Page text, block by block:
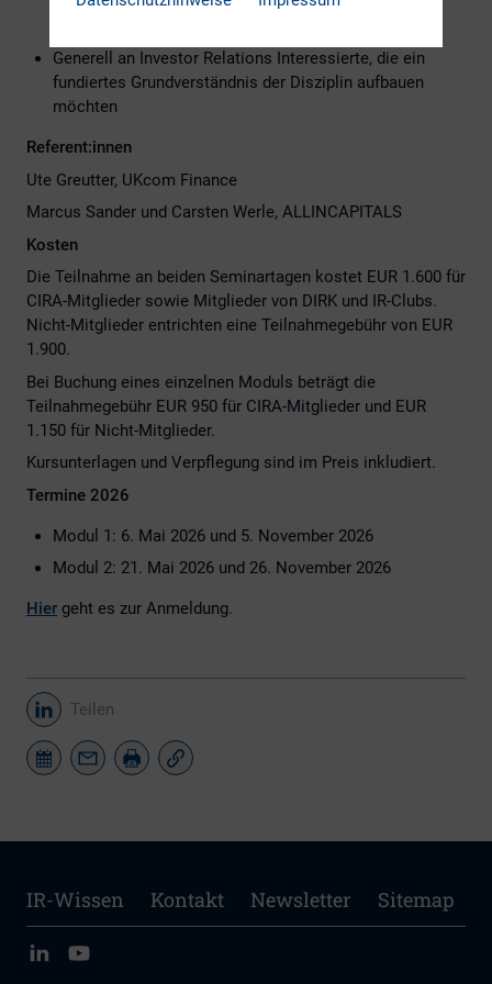
Generell an Investor Relations Interessierte, die ein
fundiertes Grundverständnis der Disziplin aufbauen
möchten
Referent:innen
Ute Greutter, UKcom Finance
Marcus Sander und Carsten Werle, ALLINCAPITALS
Kosten
Die Teilnahme an beiden Seminartagen kostet EUR 1.600 für
CIRA-Mitglieder sowie Mitglieder von DIRK und IR-Clubs.
Nicht-Mitglieder entrichten eine Teilnahmegebühr von EUR
1.900.
Bei Buchung eines einzelnen Moduls beträgt die
Teilnahmegebühr EUR 950 für CIRA-Mitglieder und EUR
1.150 für Nicht-Mitglieder.
Kursunterlagen und Verpflegung sind im Preis inkludiert.
Termine 2026
Modul 1: 6. Mai 2026 und 5. November 2026
Modul 2: 21. Mai 2026 und 26. November 2026
Hier geht es zur Anmeldung.
Teilen
IR-Wissen Kontakt Newsletter Sitemap